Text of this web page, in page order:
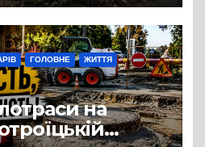
ГОЛОВНЕ ЖИТТЯ
на